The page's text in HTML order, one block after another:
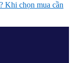
Khi chọn mua cần